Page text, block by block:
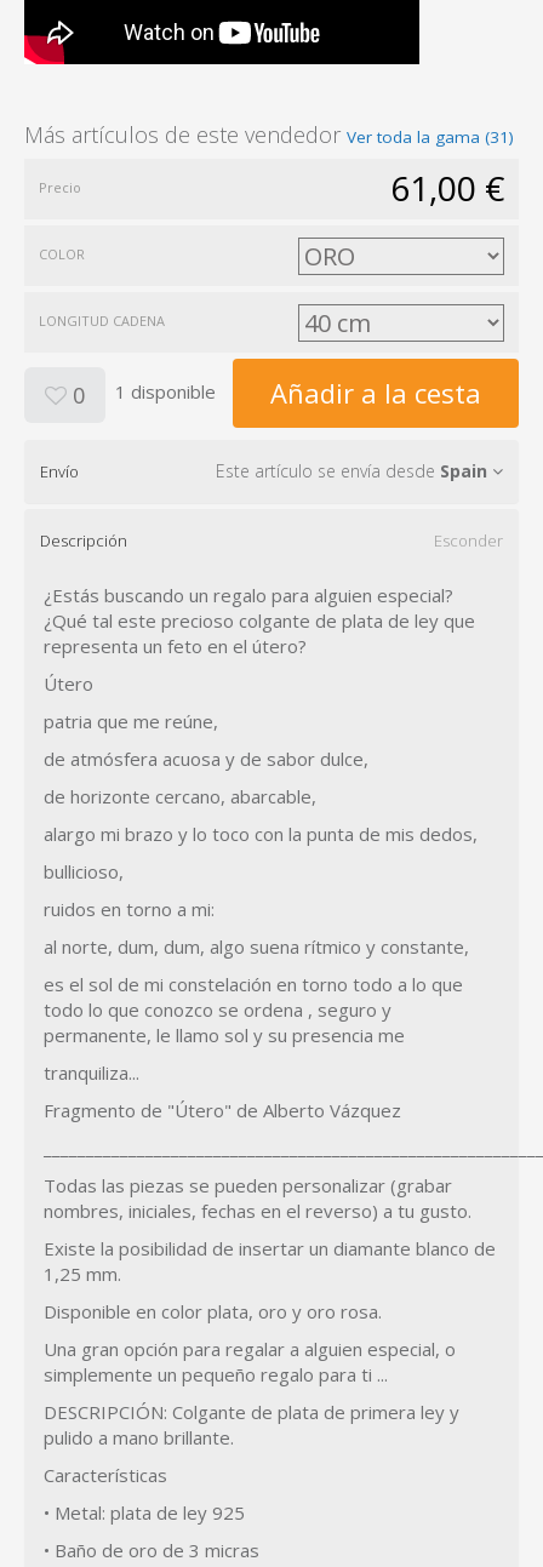
Más artículos de este vendedor Ver toda la gama (31)
Precio 61,00 €
COLOR
LONGITUD CADENA
0 1 disponible Añadir a la cesta
Envío Este artículo se envía desde Spain
Descripción Esconder
¿Estás buscando un regalo para alguien especial?
¿Qué tal este precioso colgante de plata de ley que
representa un feto en el útero?
Útero
patria que me reúne,
de atmósfera acuosa y de sabor dulce,
de horizonte cercano, abarcable,
alargo mi brazo y lo toco con la punta de mis dedos,
bullicioso,
ruidos en torno a mi:
al norte, dum, dum, algo suena rítmico y constante,
es el sol de mi constelación en torno todo a lo que
todo lo que conozco se ordena , seguro y
permanente, le llamo sol y su presencia me
tranquiliza...
Fragmento de "Útero" de Alberto Vázquez
Todas las piezas se pueden personalizar (grabar
nombres, iniciales, fechas en el reverso) a tu gusto.
Existe la posibilidad de insertar un diamante blanco de
1,25 mm.
Disponible en color plata, oro y oro rosa.
Una gran opción para regalar a alguien especial, o
simplemente un pequeño regalo para ti ...
DESCRIPCIÓN: Colgante de plata de primera ley y
pulido a mano brillante.
Características
• Metal: plata de ley 925
• Baño de oro de 3 micras